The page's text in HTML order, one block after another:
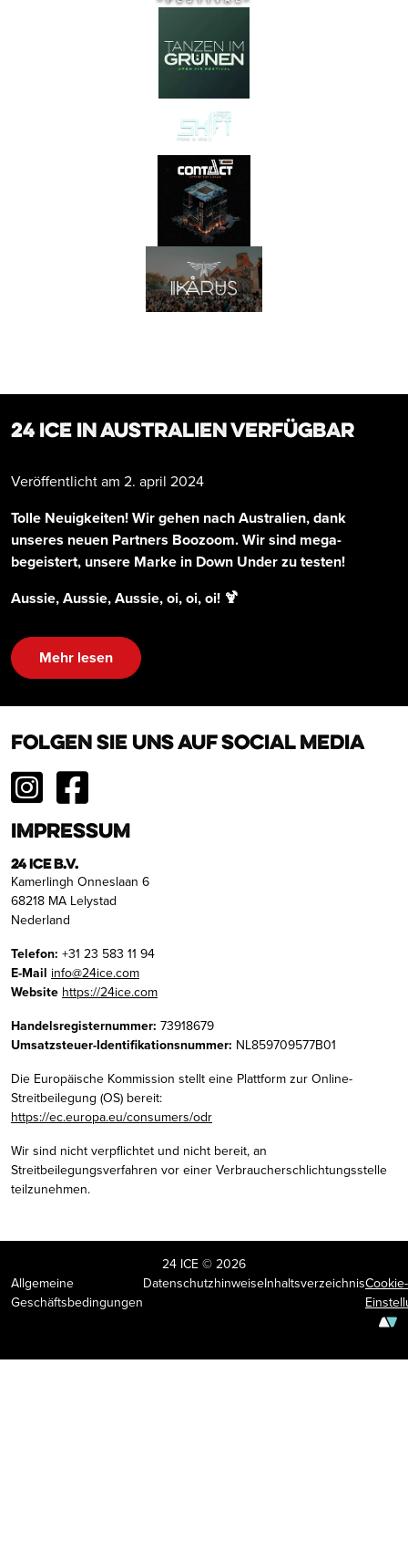
24 ICE in Australien verfügbar
Veröffentlicht am 2. april 2024
Tolle Neuigkeiten! Wir gehen nach Australien, dank
unseres neuen Partners Boozoom. Wir sind mega-
begeistert, unsere Marke in Down Under zu testen!
Aussie, Aussie, Aussie, oi, oi, oi! 🍹
Mehr lesen
Folgen Sie uns auf Social Media
Impressum
24 ICE B.V.
Kamerlingh Onneslaan 6
68218 MA Lelystad
Nederland
Telefon: +31 23 583 11 94
E-Mail info@24ice.com
Website https://24ice.com
Handelsregisternummer: 73918679
Umsatzsteuer-Identifikationsnummer: NL859709577B01
Die Europäische Kommission stellt eine Plattform zur Online-
Streitbeilegung (OS) bereit:
https://ec.europa.eu/consumers/odr
Wir sind nicht verpflichtet und nicht bereit, an
Streitbeilegungsverfahren vor einer Verbraucherschlichtungsstelle
teilzunehmen.
24 ICE © 2026
Allgemeine
Geschäftsbedingungen
DatenschutzhinweiseInhaltsverzeichnisCookie-